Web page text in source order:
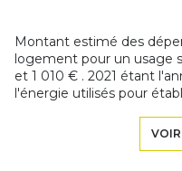
Montant estimé des
logement pour un usage
et 1 010 € . 2021 étant
l'énergie utilisés pour